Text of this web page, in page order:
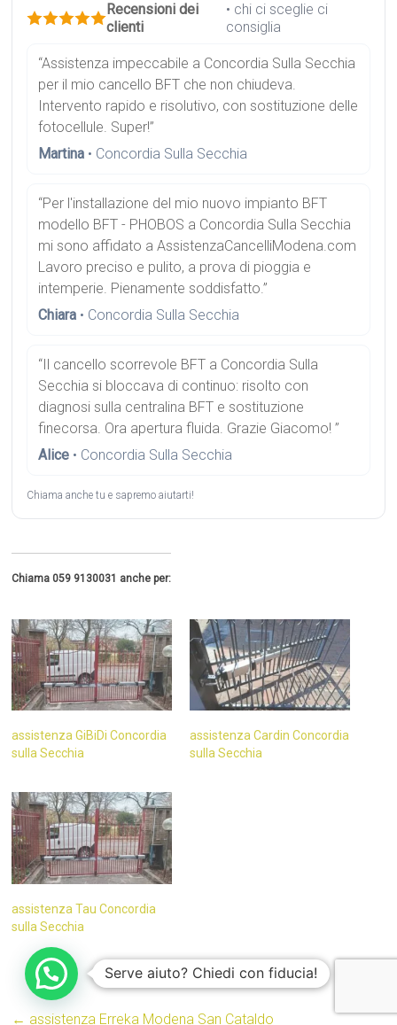
Recensioni dei
clienti
• chi ci sceglie ci
consiglia
“Assistenza impeccabile a Concordia Sulla Secchia
per il mio cancello BFT che non chiudeva.
Intervento rapido e risolutivo, con sostituzione delle
fotocellule. Super!”
Martina • Concordia Sulla Secchia
“Per l'installazione del mio nuovo impianto BFT
modello BFT - PHOBOS a Concordia Sulla Secchia
mi sono affidato a AssistenzaCancelliModena.com
Lavoro preciso e pulito, a prova di pioggia e
intemperie. Pienamente soddisfatto.”
Chiara • Concordia Sulla Secchia
“Il cancello scorrevole BFT a Concordia Sulla
Secchia si bloccava di continuo: risolto con
diagnosi sulla centralina BFT e sostituzione
finecorsa. Ora apertura fluida. Grazie Giacomo! ”
Alice • Concordia Sulla Secchia
Chiama anche tu e sapremo aiutarti!
Chiama 059 9130031 anche per:
assistenza GiBiDi Concordia
sulla Secchia
assistenza Cardin Concordia
sulla Secchia
assistenza Tau Concordia
sulla Secchia
← assistenza Erreka Modena San Cataldo
Serve aiuto? Chiedi con fiducia!